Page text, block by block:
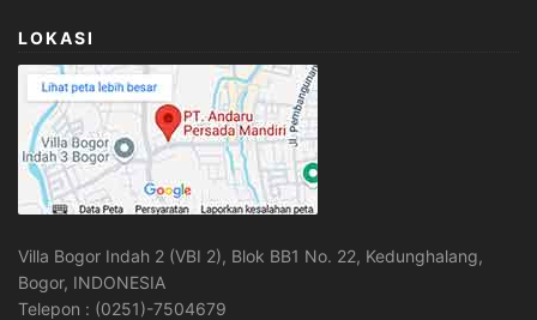
LOKASI
Villa Bogor Indah 2 (VBI 2), Blok BB1 No. 22, Kedunghalang,
Bogor, INDONESIA
Telepon : (0251)-7504679